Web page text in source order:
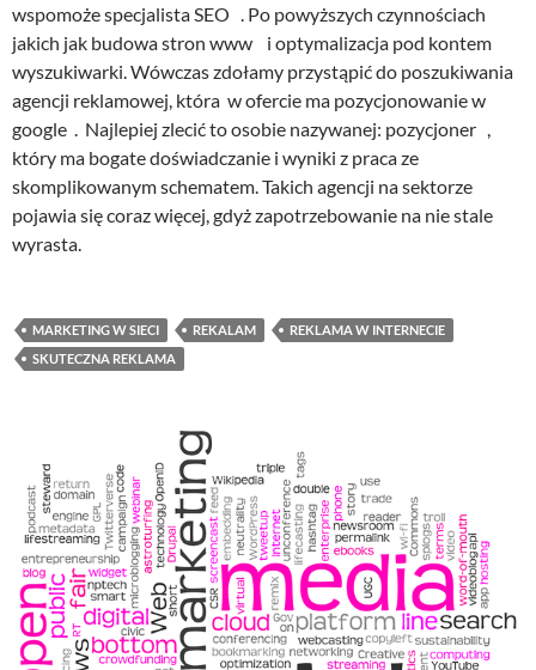
wspomoże specjalista SEO . Po powyższych czynnościach
jakich jak budowa stron www i optymalizacja pod kontem
wyszukiwarki. Wówczas zdołamy przystąpić do poszukiwania
agencji reklamowej, która w ofercie ma pozycjonowanie w
google . Najlepiej zlecić to osobie nazywanej: pozycjoner ,
który ma bogate doświadczanie i wyniki z praca ze
skomplikowanym schematem. Takich agencji na sektorze
pojawia się coraz więcej, gdyż zapotrzebowanie na nie stale
wyrasta.
MARKETING W SIECI REKALAM
REKLAMA W INTERNECIE
SKUTECZNA REKLAMA